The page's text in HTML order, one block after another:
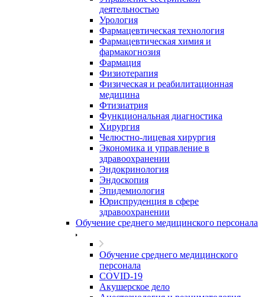
деятельностью
Урология
Фармацевтическая технология
Фармацевтическая химия и
фармакогнозия
Фармация
Физиотерапия
Физическая и реабилитационная
медицина
Фтизиатрия
Функциональная диагностика
Хирургия
Челюстно-лицевая хирургия
Экономика и управление в
здравоохранении
Эндокринология
Эндоскопия
Эпидемиология
Юриспруденция в сфере
здравоохранении
Обучение среднего медицинского персонала
Обучение среднего медицинского
персонала
COVID-19
Акушерское дело